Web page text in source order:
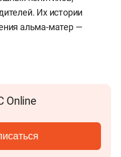
Их истории
альма-матер —
Online